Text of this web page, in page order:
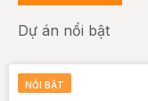
Dự án nổi bật
NỔI BẬT